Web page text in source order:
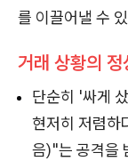
를 이끌어낼 수
거래 상황의
단순히 '싸게
현저히 저렴하
음)"는 공격을